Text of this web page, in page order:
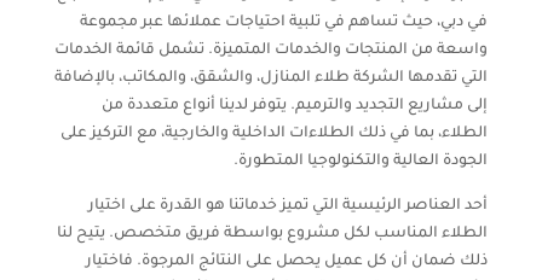
في دبي، حيث تساهم في تلبية احتياجات عملائها عبر مجموعة
واسعة من المنتجات والخدمات المتميزة. تشمل قائمة الخدمات
التي تقدمها الشركة طلاء المنازل، والشقق، والمكاتب، بالإضافة
إلى مشاريع التجديد والترميم. يتوفر لدينا أنواع متعددة من
الطلاء، بما في ذلك الطلاءات الداخلية والخارجية، مع التركيز على
الجودة العالية والتكنولوجيا المتطورة.
أحد العناصر الرئيسية التي تميز خدماتنا هو القدرة على اختيار
الطلاء المناسب لكل مشروع بواسطة فريق متخصص. يتيح لنا
ذلك ضمان أن كل عميل يحصل على النتائج المرجوة. فاختيار